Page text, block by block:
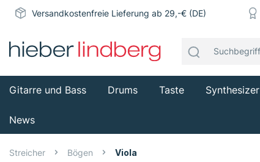
Versandkostenfreie Lieferung ab 29,-€ (DE)
Gitarre und Bass Drums Taste Synthesizer
News
Streicher Bögen Viola